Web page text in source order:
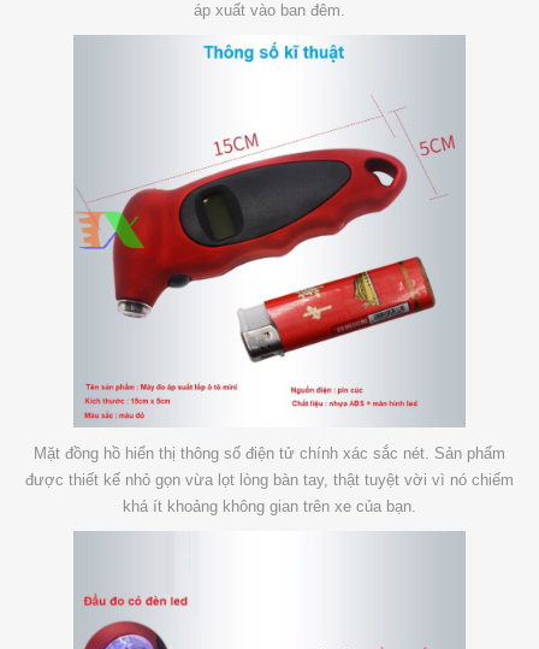
áp xuất vào ban đêm.
Mặt đồng hồ hiển thị thông số điện tử chính xác sắc nét. Sản phẩm
được thiết kế nhỏ gọn vừa lọt lòng bàn tay, thật tuyệt vời vì nó chiếm
khá ít khoảng không gian trên xe của bạn.